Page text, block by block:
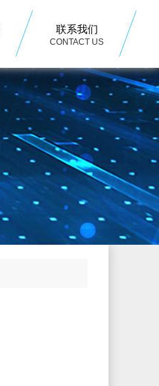
联系我们
CONTACT US